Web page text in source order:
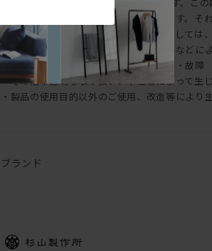
場合には、無償で修理させていただきます。
けいたします。以下に起因する損傷に関しては
・直射日光、冷暖房器具、電気製品の熱などに
・納品後の移動、輸送により生じた損傷・故障
・その他不適切な取り扱い、不注意によって生
・製品の使用目的以外のご使用、改造等により
ブランド